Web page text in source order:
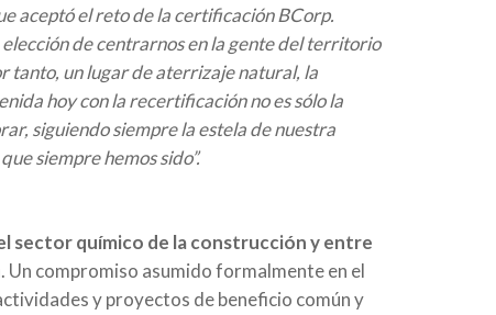
aceptó el reto de la certificación BCorp.
de centrarnos en la gente del territorio
tanto, un lugar de aterrizaje natural, la
hoy con la recertificación no es sólo la
siguiendo siempre la estela de nuestra
siempre hemos sido”.
sector químico de la construcción y entre
Un compromiso asumido formalmente en el
y proyectos de beneficio común y